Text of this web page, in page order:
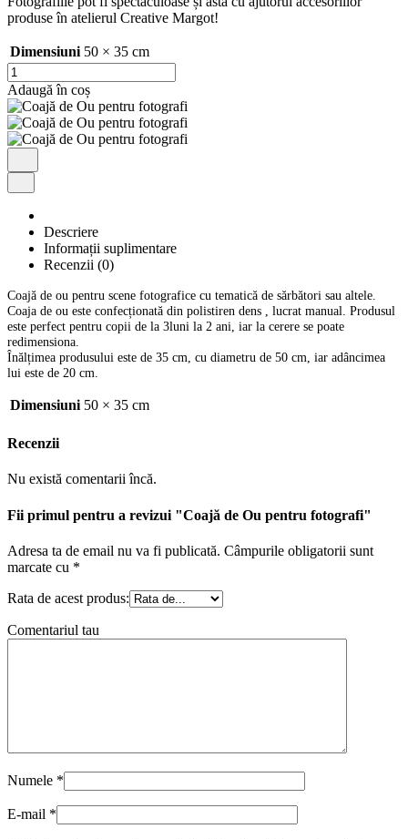
produse în atelierul Creative Margot!
Dimensiuni 50 × 35 cm
Cantitate
Coajă
de
Ou
pentru
fotografi
Adaugă în coș
Descriere
Informații suplimentare
Recenzii (0)
Coajă de ou pentru scene fotografice cu tematică de sărbători sau altele.
Coaja de ou este confecționată din polistiren dens , lucrat manual. Produsul
este perfect pentru copii de la 3luni la 2 ani, iar la cerere se poate
redimensiona.
Înălțimea produsului este de 35 cm, cu diametru de 50 cm, iar adâncimea
lui este de 20 cm.
Dimensiuni 50 × 35 cm
Recenzii
Nu există comentarii încă.
Fii primul pentru a revizui "Coajă de Ou pentru fotografi"
Adresa ta de email nu va fi publicată. Câmpurile obligatorii sunt
marcate cu *
Rata de acest produs:
Comentariul tau
Numele *
E-mail *